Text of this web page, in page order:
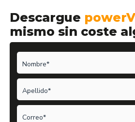
Descargue
mismo sin coste